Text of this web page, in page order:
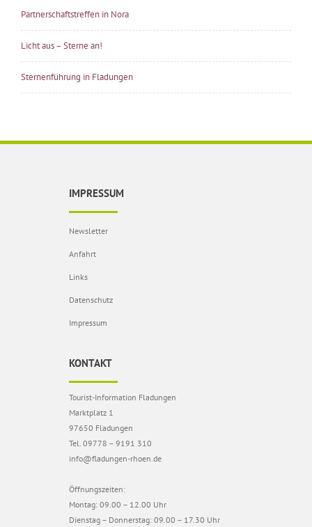
Partnerschaftstreffen in Nora
Licht aus – Sterne an!
Sternenführung in Fladungen
IMPRESSUM
Newsletter
Anfahrt
Links
Datenschutz
Impressum
KONTAKT
Tourist-Information Fladungen
Marktplatz 1
97650 Fladungen
Tel. 09778 – 9191 310
info@fladungen-rhoen.de
Öffnungszeiten:
Montag: 09.00 – 12.00 Uhr
Dienstag – Donnerstag: 09.00 – 17.30 Uhr